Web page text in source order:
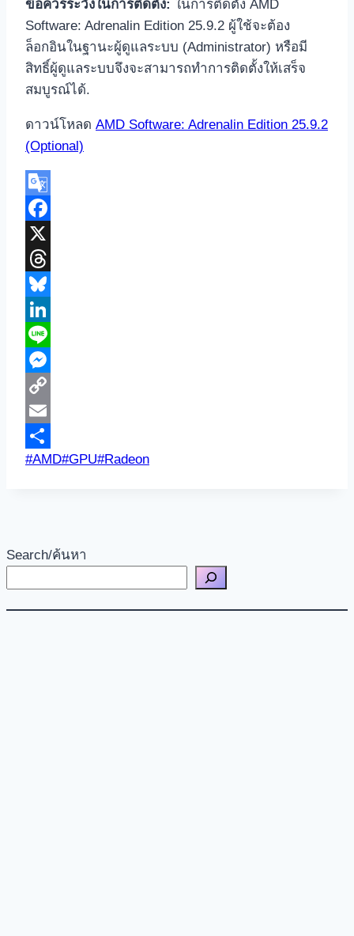
ข้อควรระวังในการติดตั้ง: ในการติดตั้ง AMD
Software: Adrenalin Edition 25.9.2 ผู้ใช้จะต้อง
ล็อกอินในฐานะผู้ดูแลระบบ (Administrator) หรือมี
สิทธิ์ผู้ดูแลระบบจึงจะสามารถทำการติดตั้งให้เสร็จ
สมบูรณ์ได้.
ดาวน์โหลด AMD Software: Adrenalin Edition 25.9.2
(Optional)
Google
Translate
Facebook
X
Threads
Bluesky
LinkedIn
Line
Messenger
Copy
Link
Email
Share
Post
#AMD#GPU#Radeon
Search/ค้นหา